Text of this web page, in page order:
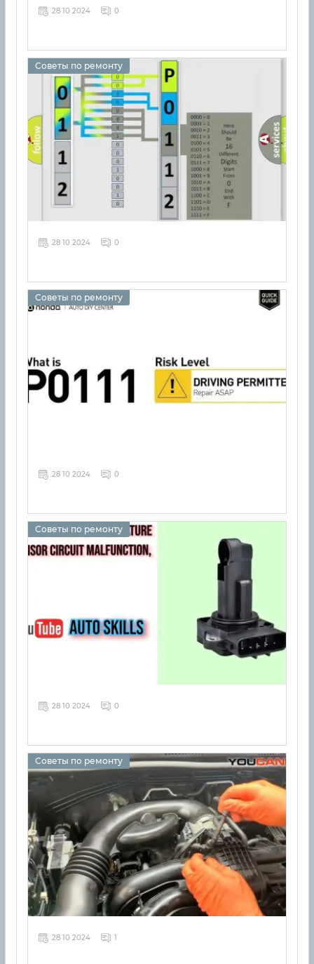
28 10 2024 0
Советы по ремонту
28 10 2024 0
Советы по ремонту
28 10 2024 0
Советы по ремонту
28 10 2024 0
Советы по ремонту
28 10 2024 1